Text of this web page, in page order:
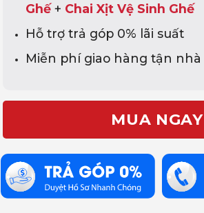
Ghế+ Chai Xịt Vệ Sinh Ghế
Hỗ trợ trả góp 0% lãi suất
Miễn phí giao hàng tận nhà
MUA NGAY